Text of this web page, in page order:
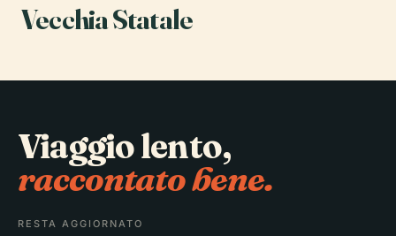
Vecchia Statale
Viaggio lento,
raccontato bene.
RESTA AGGIORNATO